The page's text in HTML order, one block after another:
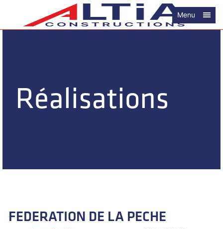
Menu
Réalisations
FEDERATION DE LA PECHE